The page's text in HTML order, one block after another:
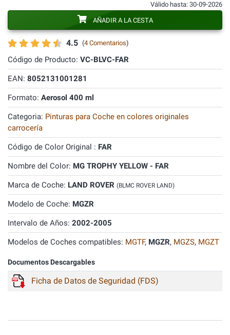
4.5 (4 Comentarios)
Código de Producto: VC-BLVC-FAR
EAN: 8052131001281
Formato: Aerosol 400 ml
Categoria: Pinturas para Coche en colores originales
carrocería
Código de Color Original : FAR
Nombre del Color: MG TROPHY YELLOW - FAR
Marca de Coche: LAND ROVER (BLMC ROVER LAND)
Modelo de Coche: MGZR
Intervalo de Años: 2002-2005
Modelos de Coches compatibles: MGTF, MGZR, MGZS, MGZT
Documentos Descargables
Ficha de Datos de Seguridad (FDS)
Válido hasta: 30-09-2026
AÑADIR A LA CESTA